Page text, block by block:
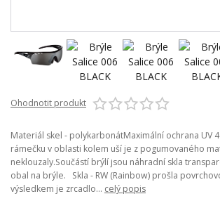
Ohodnotit produkt
Materiál skel - polykarbonátMaximální ochrana UV
rámečku v oblasti kolem uší je z pogumovaného
neklouzaly.Součástí brýlí jsou náhradní skla
obal na brýle. Skla - RW (Rainbow) prošla
výsledkem je zrcadlo... celý popis